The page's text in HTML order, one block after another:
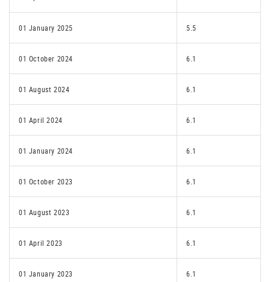
01 January 2025 5.5
01 October 2024 6.1
01 August 2024 6.1
01 April 2024 6.1
01 January 2024 6.1
01 October 2023 6.1
01 August 2023 6.1
01 April 2023 6.1
01 January 2023 6.1